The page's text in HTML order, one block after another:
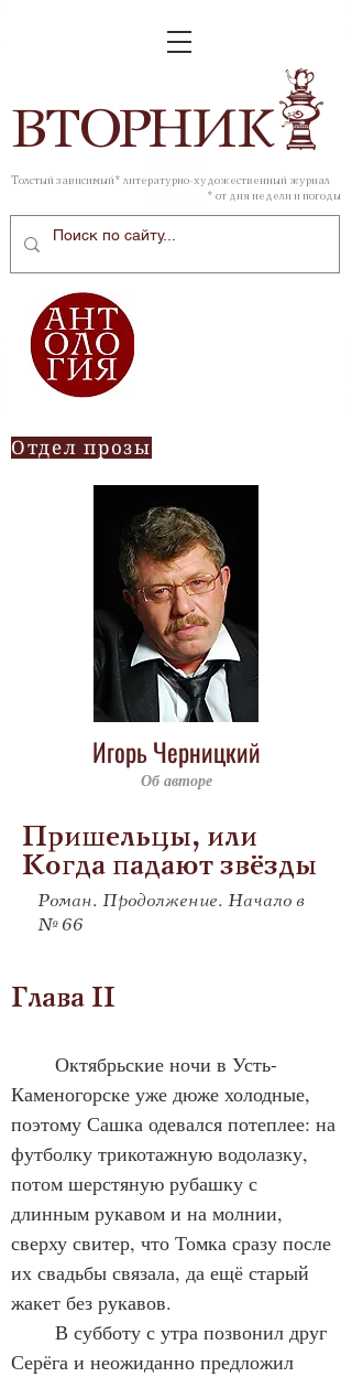
ВТОРНИК
Толстый зависимый* литературно-художественный журнал
* от дня недели и погоды
Отдел прозы
Игорь Черницкий
Об авторе
Пришельцы, или
Когда падают звёзды
Роман. Продолжение. Начало в
№ 66
Глава II
Каменогорске уже дюже холодные,
поэтому Сашка одевался потеплее: на
футболку трикотажную водолазку,
потом шерстяную рубашку с
длинным рукавом и на молнии,
сверху свитер, что Томка сразу после
их свадьбы связала, да ещё старый
жакет без рукавов.
Серёга и неожиданно предложил